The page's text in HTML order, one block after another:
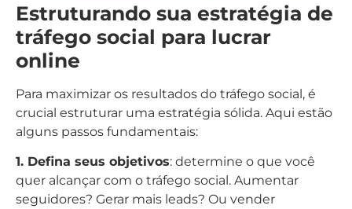
Estruturando sua estratégia de
tráfego social para lucrar
online
Para maximizar os resultados do tráfego social, é
crucial estruturar uma estratégia sólida. Aqui estão
alguns passos fundamentais:
1. Defina seus objetivos: determine o que você
quer alcançar com o tráfego social. Aumentar
seguidores? Gerar mais leads? Ou vender